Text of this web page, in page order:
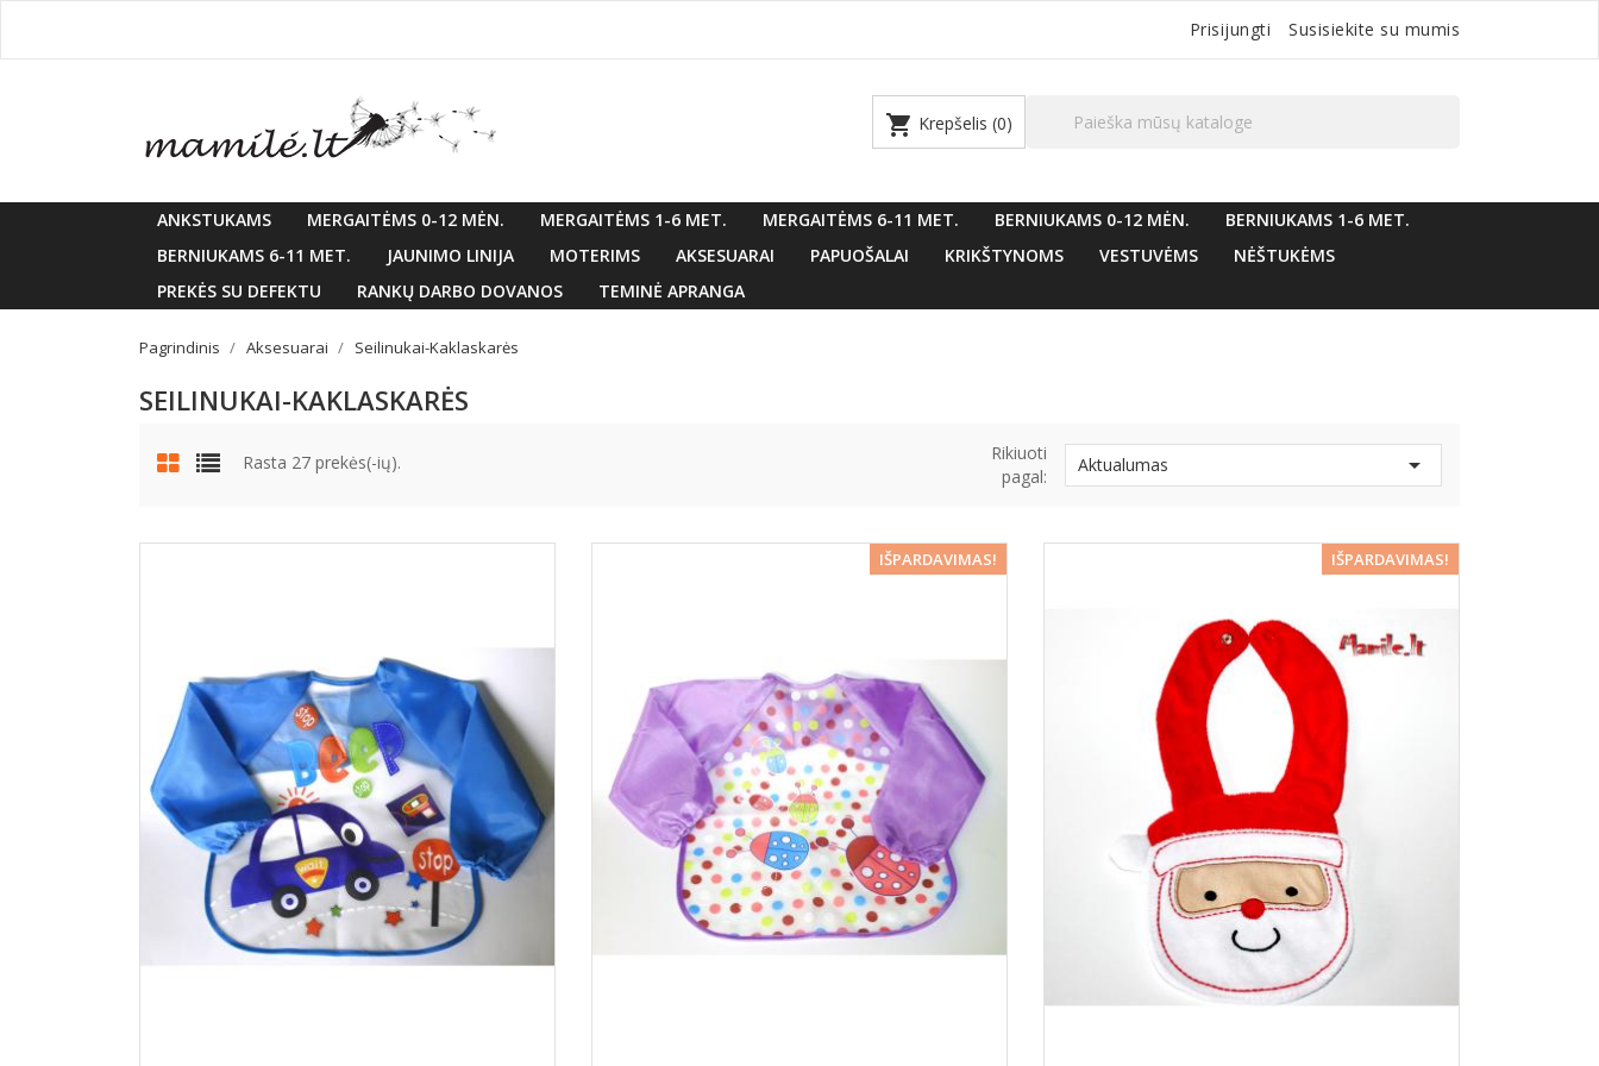
Prisijungti Susisiekite su mumis
shopping_cart Krepšelis (0)
ANKSTUKAMS MERGAITĖMS 0-12 MĖN. MERGAITĖMS 1-6 MET. MERGAITĖMS 6-11 MET. BERNIUKAMS 0-12 MĖN.
BERNIUKAMS 1-6 MET.
BERNIUKAMS 6-11 MET.
JAUNIMO LINIJA MOTERIMS AKSESUARAI PAPUOŠALAI KRIKŠTYNOMS VESTUVĖMS
NĖŠTUKĖMS
PREKĖS SU DEFEKTU
RANKŲ DARBO DOVANOS TEMINĖ APRANGA
Pagrindinis Aksesuarai Seilinukai-Kaklaskarės
SEILINUKAI-KAKLASKARĖS
Rasta 27 prekės(-ių).
Rikiuoti
pagal:
Aktualumas 
−5%
IŠPARDAVIMAS! −25%
IŠPARDAVIMAS!